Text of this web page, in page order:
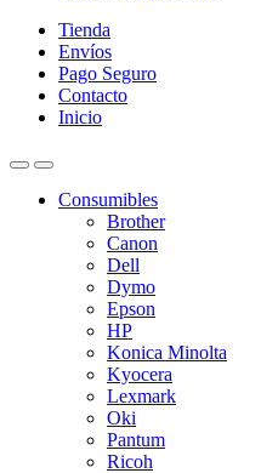
Tienda
Envíos
Pago Seguro
Contacto
Inicio
Consumibles
Brother
Canon
Dell
Dymo
Epson
HP
Konica Minolta
Kyocera
Lexmark
Oki
Pantum
Ricoh